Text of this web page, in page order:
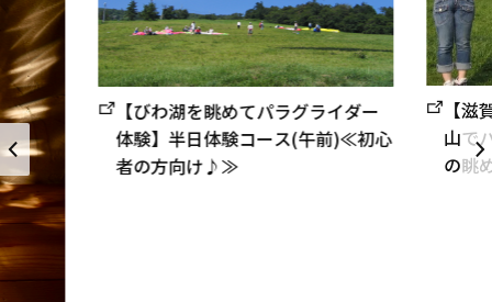
【びわ湖を眺めてパラグライダー
体験】半日体験コース(午前)≪初心
者の方向け♪≫
【
山で
の眺